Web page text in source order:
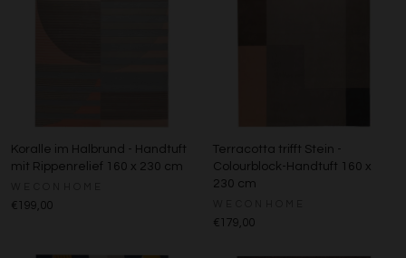
Koralle im Halbrund - Handtuft
mit Rippenrelief 160 x 230 cm
€199,00
Terracotta trifft Stein -
Colourblock-Handtuft 160 x
230 cm
€179,00